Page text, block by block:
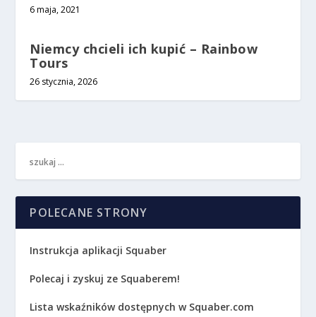
6 maja, 2021
Niemcy chcieli ich kupić – Rainbow
Tours
26 stycznia, 2026
POLECANE STRONY
Instrukcja aplikacji Squaber
Polecaj i zyskuj ze Squaberem!
Lista wskaźników dostępnych w Squaber.com